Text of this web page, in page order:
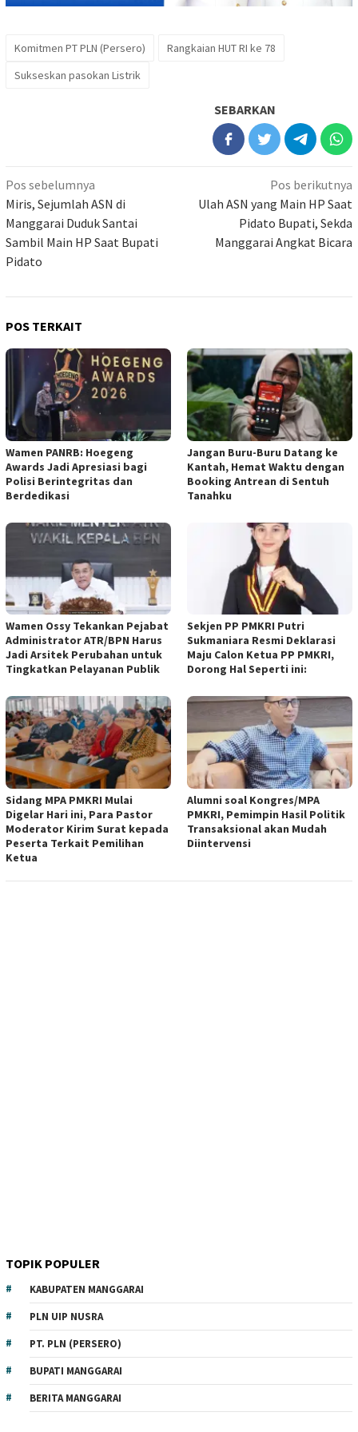
Komitmen PT PLN (Persero)
Rangkaian HUT RI ke 78
Sukseskan pasokan Listrik
SEBARKAN
Navigasi
pos
Pos sebelumnya
Miris, Sejumlah ASN di
Manggarai Duduk Santai
Sambil Main HP Saat Bupati
Pidato
Pos berikutnya
Ulah ASN yang Main HP Saat
Pidato Bupati, Sekda
Manggarai Angkat Bicara
POS TERKAIT
Wamen PANRB: Hoegeng
Awards Jadi Apresiasi bagi
Polisi Berintegritas dan
Berdedikasi
Jangan Buru-Buru Datang ke
Kantah, Hemat Waktu dengan
Booking Antrean di Sentuh
Tanahku
Wamen Ossy Tekankan Pejabat
Administrator ATR/BPN Harus
Jadi Arsitek Perubahan untuk
Tingkatkan Pelayanan Publik
Sekjen PP PMKRI Putri
Sukmaniara Resmi Deklarasi
Maju Calon Ketua PP PMKRI,
Dorong Hal Seperti ini:
Sidang MPA PMKRI Mulai
Digelar Hari ini, Para Pastor
Moderator Kirim Surat kepada
Peserta Terkait Pemilihan
Ketua
Alumni soal Kongres/MPA
PMKRI, Pemimpin Hasil Politik
Transaksional akan Mudah
Diintervensi
TOPIK POPULER
KABUPATEN MANGGARAI
PLN UIP NUSRA
PT. PLN (PERSERO)
BUPATI MANGGARAI
BERITA MANGGARAI